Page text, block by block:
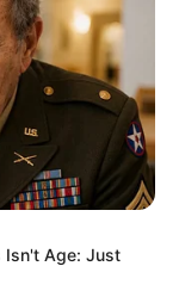
Isn't Age: Just